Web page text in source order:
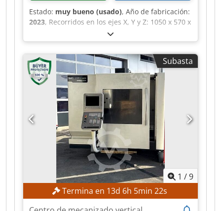
Estado: muy bueno (usado), Año de fabricación:
2023, Recorridos en los ejes X, Y y Z: 1050 x 570 x
510 mm. Dimensiones de la mesa: 1300 x 570
mm. Cjdpfx Aezqtb Hjk Hsha Altura mínima y
máxima entre el husillo y la mesa: 150-660 mm.
Velocidad del husillo: 12 000 rpm. Sistema ATC
con 30 posiciones. Cono del husillo: BT40.
Potencia del husillo: 18,5 kW. Control Fanuc.
Refrigeración a través del husillo. Transportador
de virutas.
Subasta
1 /9
Termina en 13d 6h 5min 20s